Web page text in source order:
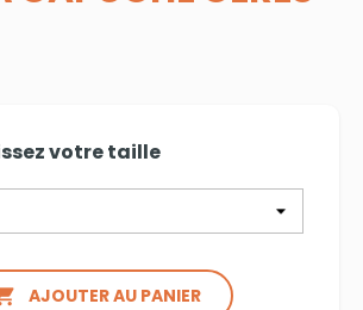
votretaille
AJOUTER AU PANIER